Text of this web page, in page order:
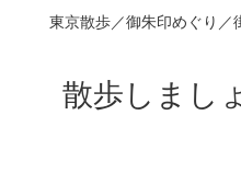
東京散歩／御朱印めぐり／
散歩しまし